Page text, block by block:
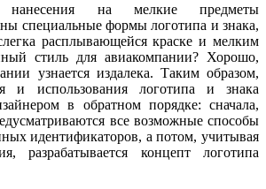
нанесения на мелкие предметы
специальные формы логотипа и знака,
расплывающейся краске и мелким
стиль для авиакомпании? Хорошо,
узнается издалека. Таким образом,
и использования логотипа и знака
в обратном порядке: сначала,
все возможные способы
идентификаторов, а потом, учитывая
разрабатывается концепт логотипа